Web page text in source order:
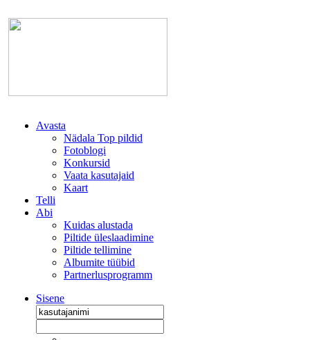
Avasta
Nädala Top pildid
Fotoblogi
Konkursid
Vaata kasutajaid
Kaart
Telli
Abi
Kuidas alustada
Piltide üleslaadimine
Piltide tellimine
Albumite tüübid
Partnerlusprogramm
Sisene